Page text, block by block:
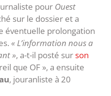
pour Ouest
sur le dossier et a
éventuelle prolongation
« L’information nous a
», a-t-il posté surson
que OF », a ensuite
, jouranliste à 20